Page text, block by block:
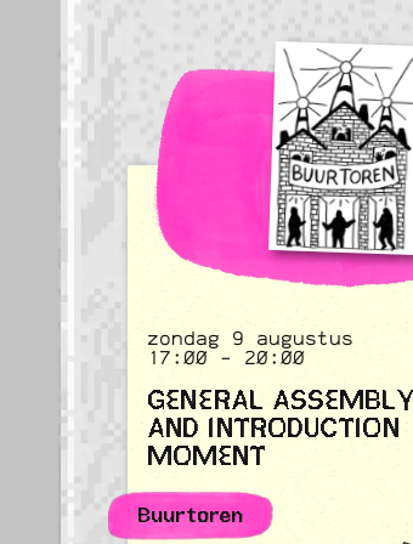
zondag 9 augustus
17:00 - 20:00
GENERAL ASSEMBLY
AND INTRODUCTION
MOMENT
Buurtoren